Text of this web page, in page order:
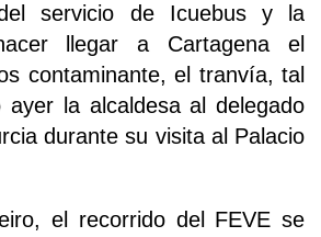
servicio de Icuebus y la
llegar a Cartagena el
contaminante, el tranvía, tal
ayer la alcaldesa al delegado
durante su visita al Palacio
el recorrido del FEVE se